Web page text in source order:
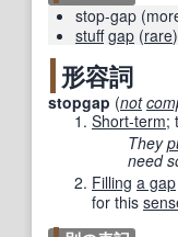
stop-gap (
stuff gap (rare)
形容詞
stopgap (not
Short-term;
They
need
Filling a gap
for this